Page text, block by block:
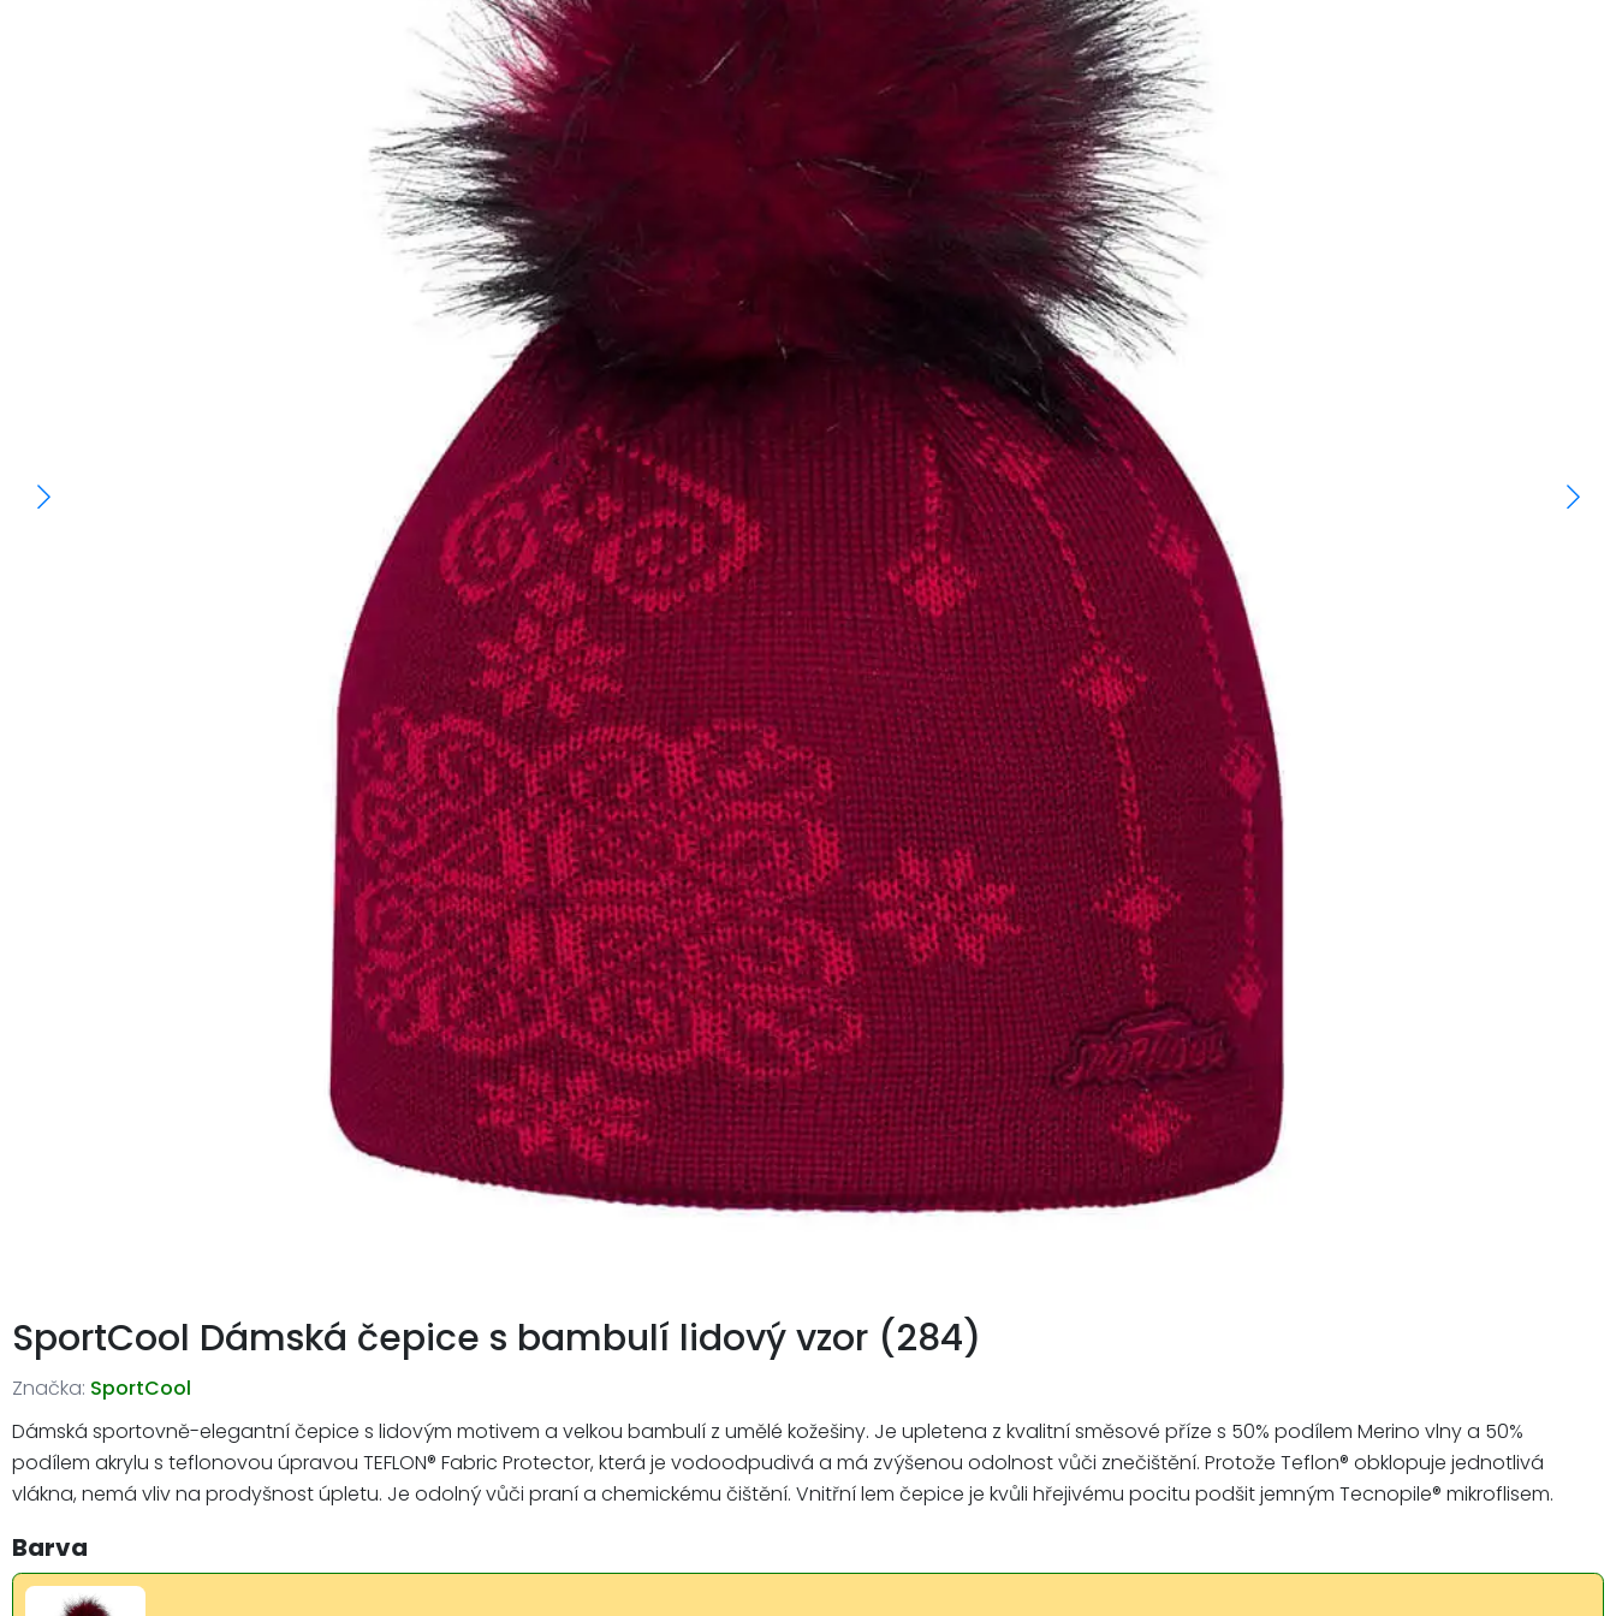
SportCool Dámská čepice s bambulí lidový vzor (284)
Značka: SportCool
Dámská sportovně-elegantní čepice s lidovým motivem a velkou bambulí z umělé kožešiny. Je upletena z kvalitní směsové příze s 50% podílem Merino vlny a 50%
podílem akrylu s teflonovou úpravou TEFLON® Fabric Protector, která je vodoodpudivá a má zvýšenou odolnost vůči znečištění. Protože Teflon® obklopuje jednotlivá
vlákna, nemá vliv na prodyšnost úpletu. Je odolný vůči praní a chemickému čištění. Vnitřní lem čepice je kvůli hřejivému pocitu podšit jemným Tecnopile® mikroflisem.
Barva